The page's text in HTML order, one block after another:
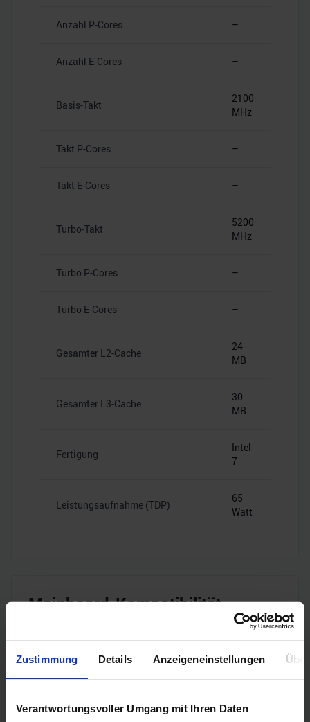
Zustimmung Details Anzeigeneinstellungen
Verantwortungsvoller Umgang mit Ihren Daten
Anzahl P-Cores –
Anzahl E-Cores –
Basis-Takt
2100
MHz
Takt P-Cores –
Takt E-Cores –
Turbo-Takt
5200
MHz
Turbo P-Cores –
Turbo E-Cores –
Gesamter L2-Cache
24
MB
Gesamter L3-Cache
30
MB
Fertigung
Intel
7
Leistungsaufnahme (TDP)
65
Watt
Mainboard-Kompatibilität
Sockel
Intel
B660,